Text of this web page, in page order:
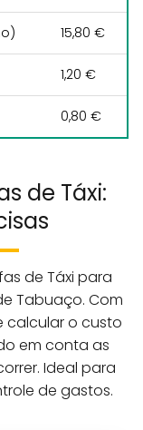
15,80 €
1,20 €
0,80 €
de Táxi:
de Táxi para
Tabuaço. Com
calcular o custo
em conta as
Ideal para
de gastos.